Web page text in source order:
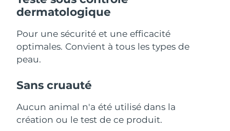
dermatologique
Pour une sécurité et une efficacité
optimales. Convient à tous les types de
peau.
Sans cruauté
Aucun animal n'a été utilisé dans la
création ou le test de ce produit.
Singapour
Slovaquie Livraison estimée
Slovénie
Afrique du Sud
Corée du Sud Livraison estimée